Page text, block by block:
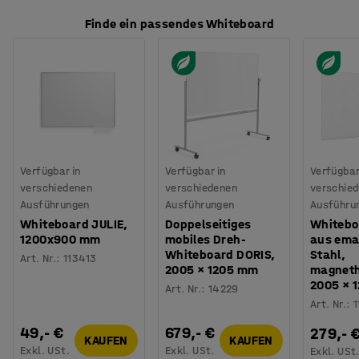
Finde ein passendes Whiteboard
Verfügbar in
verschiedenen
Ausführungen
Whiteboard JULIE,
1200x900 mm
Art. Nr.:113413
49,- €
Exkl. USt.
KAUFEN
Verfügbar in
verschiedenen
Ausführungen
Doppelseitiges
mobiles Dreh-
Whiteboard DORIS,
2005 × 1205 mm
Art. Nr.: 14229
679,- €
Exkl. USt.
KAUFEN
aus
Stahl,
2005 ×
Art. Nr.:
279,-
Exkl. USt.